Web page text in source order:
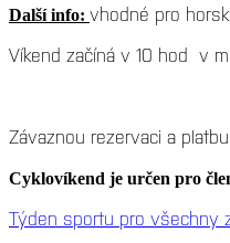
Další info: vhodné pro
Víkend začíná v 10 hod v
Závaznou rezervaci a platbu
Cyklovíkend je určen pro
Týden sportu pro všechny